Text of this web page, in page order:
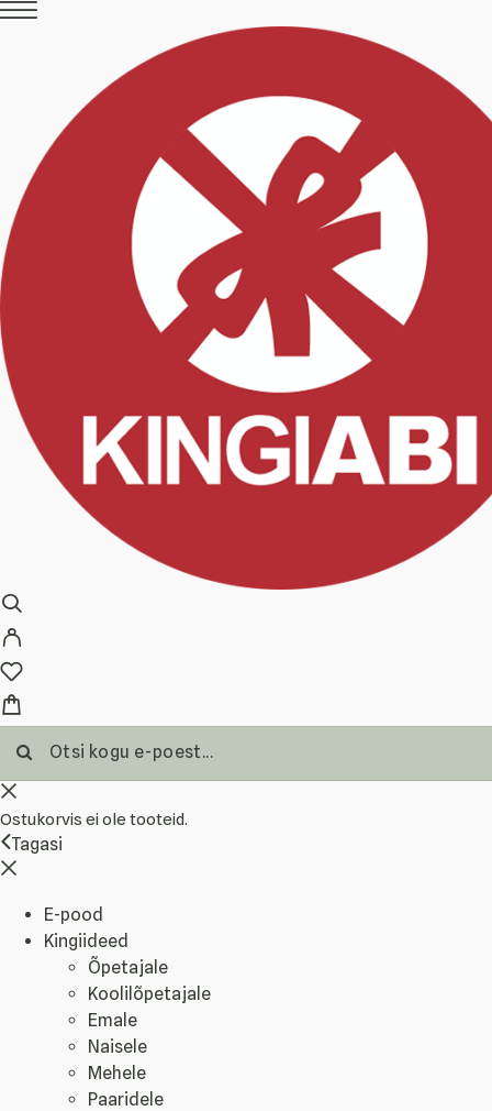
Ostukorvis ei ole tooteid.
Tagasi
E-pood
Kingiideed
Õpetajale
Koolilõpetajale
Emale
Naisele
Mehele
Paaridele